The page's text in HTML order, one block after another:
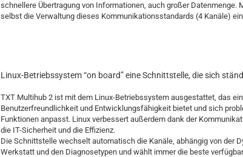
schnellere Übertragung von Informationen, auch großer Datenmenge.
selbst die Verwaltung dieses Kommunikationsstandards (4 Kanäle)
Linux-Betriebssystem “on board” eine Schnittstelle, die sich
TXT Multihub 2 ist mit dem Linux-Betriebssystem ausgestattet, das
Benutzerfreundlichkeit und Entwicklungsfähigkeit bietet und sich
Funktionen anpasst. Linux verbessert außerdem dank der
die IT-Sicherheit und die Effizienz.
Die Schnittstelle wechselt automatisch die Kanäle, abhängig von der
Werkstatt und den Diagnosetypen und wählt immer die beste